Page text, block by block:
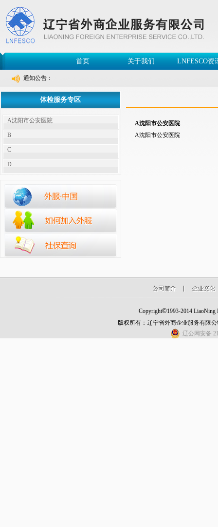
首页 关于我们 LNFESCO资
通知公告：
体检服务专区
A沈阳市公安医院
B
C
D
A沈阳市公安医院
A沈阳市公安医院
Copyright©1993-2014 LiaoNing
版权所有：辽宁省外商企业服务有限
辽公网安备